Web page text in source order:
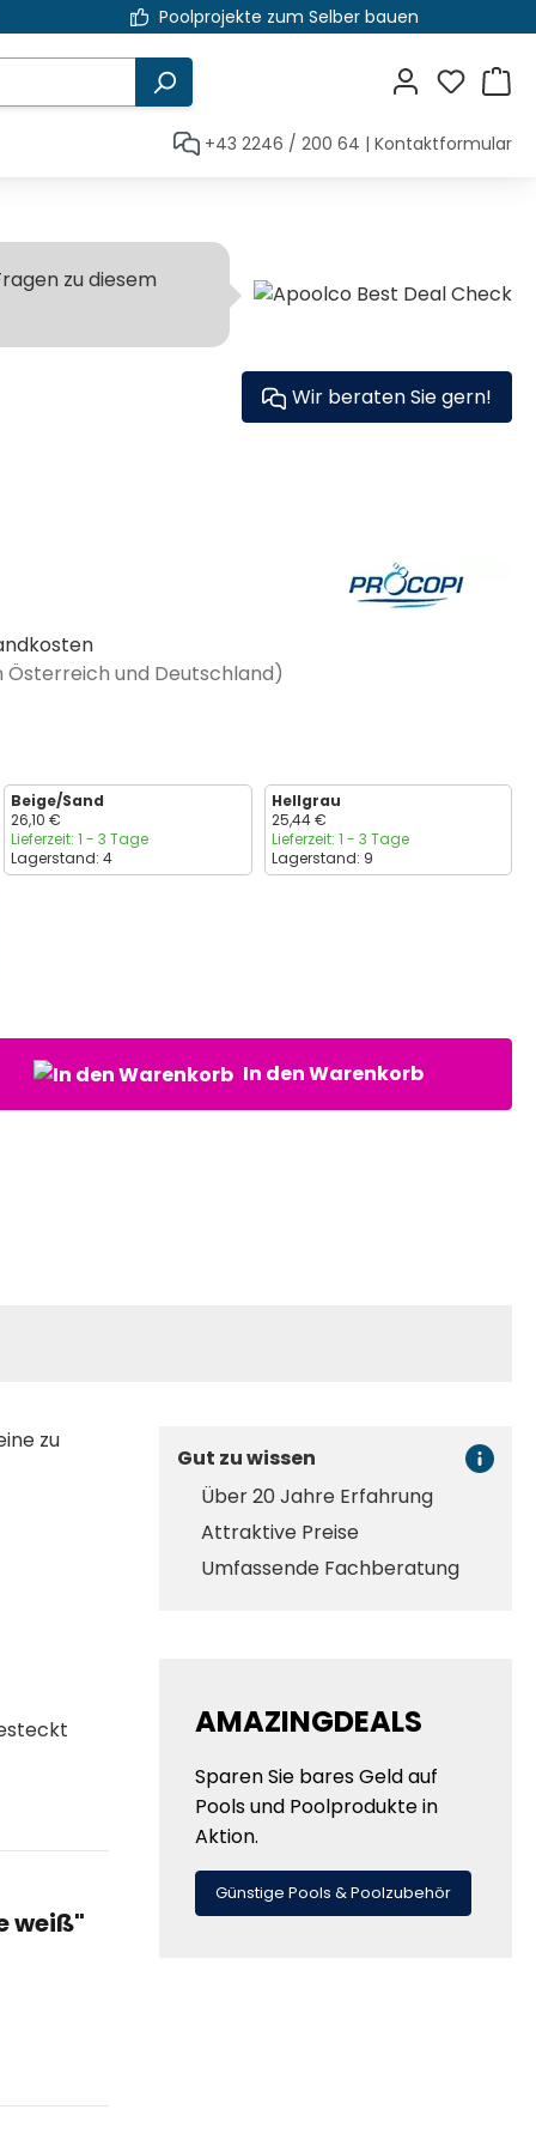
Poolprojekte zum Selber bauen
+43 2246 / 200 64 | Kontaktformular
zu diesem
Wir beraten Sie gern!
und Deutschland)
Beige/Sand
26,10 €
Lieferzeit: 1 - 3 Tage
Lagerstand: 4
Hellgrau
25,44 €
Lieferzeit: 1 - 3 Tage
Lagerstand: 9
Gib den gewünschten Wert ein oder benutze die Schaltflächen um
In den Warenkorb
zu
weiß"
Gut zu wissen
Über 20 Jahre Erfahrung
Attraktive Preise
Umfassende Fachberatung
AMAZINGDEALS
Sparen Sie bares Geld auf
Pools und Poolprodukte in
Aktion.
Günstige Pools & Poolzubehör